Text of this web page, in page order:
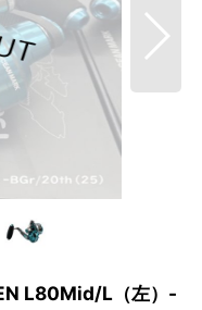
L80Mid/L（左）-